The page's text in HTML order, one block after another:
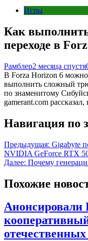
Игры
Как
переходе в
Рамблер2 месяца спустя
В Forza Horizon 6 можно
выполнить сложный
по знаменитому
gamerant.com рассказал,
Навигация по
Предыдущая: Gigabyte
NVIDIA GeForce RTX
Далее: Почему
Похожие
Анонсировали